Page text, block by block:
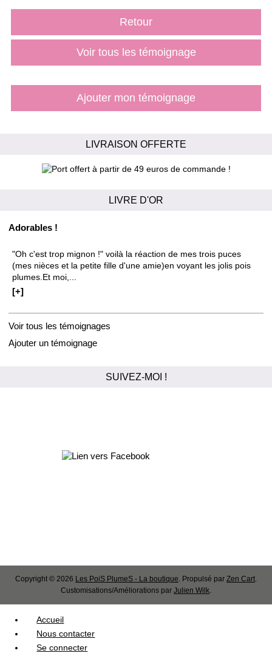
Retour
Voir tous les témoignage
Ajouter mon témoignage
LIVRAISON OFFERTE
LIVRE D'OR
Adorables !
"Oh c'est trop mignon !" voilà la réaction de mes trois puces
(mes nièces et la petite fille d'une amie)en voyant les jolis pois
plumes.Et moi,...
[+]
Voir tous les témoignages
Ajouter un témoignage
SUIVEZ-MOI !
Copyright © 2026 Les PoiS PlumeS - La boutique. Propulsé par Zen Cart.
Customisations/Améliorations par Julien Wilk.
Accueil
Nous contacter
Se connecter